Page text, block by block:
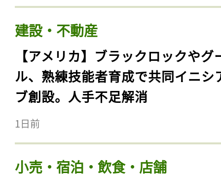
建設・不動産
【アメリカ】ブラックロックやグ
ル、熟練技能者育成で共同イニシ
ブ創設。人手不足解消
1日前
小売・宿泊・飲食・店舗